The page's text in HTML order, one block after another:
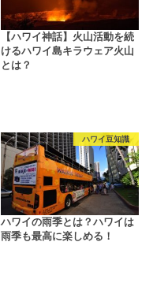
【ハワイ神話】火山活動を続
けるハワイ島キラウェア火山
とは？
ハワイ豆知識
ハワイの雨季とは？ハワイは
雨季も最高に楽しめる！